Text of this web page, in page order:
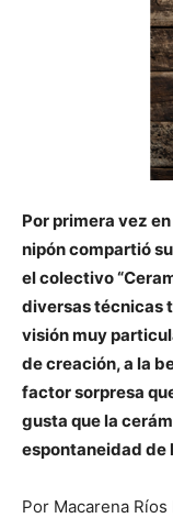
Por primera vez
nipón compartió
el colectivo
diversas técnicas
visión muy
de creación, a la
factor sorpresa
gusta que la
espontaneidad de
Por Macarena